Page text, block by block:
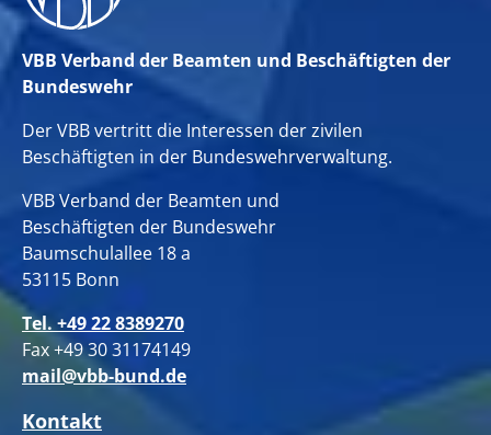
VBB Verband der Beamten und Beschäftigten der
Bundeswehr
Der VBB vertritt die Interessen der zivilen
Beschäftigten in der Bundeswehrverwaltung.
VBB Verband der Beamten und
Beschäftigten der Bundeswehr
Baumschulallee 18 a
53115 Bonn
Tel. +49 22 8389270
Fax +49 30 31174149
mail@vbb-bund.de
Kontakt